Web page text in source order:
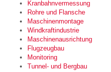
Kranbahnvermessung
Rohre und Flansche
Maschinenmontage
Windkraftindustrie
Maschinenausrichtung
Flugzeugbau
Monitoring
Tunnel- und Bergbau